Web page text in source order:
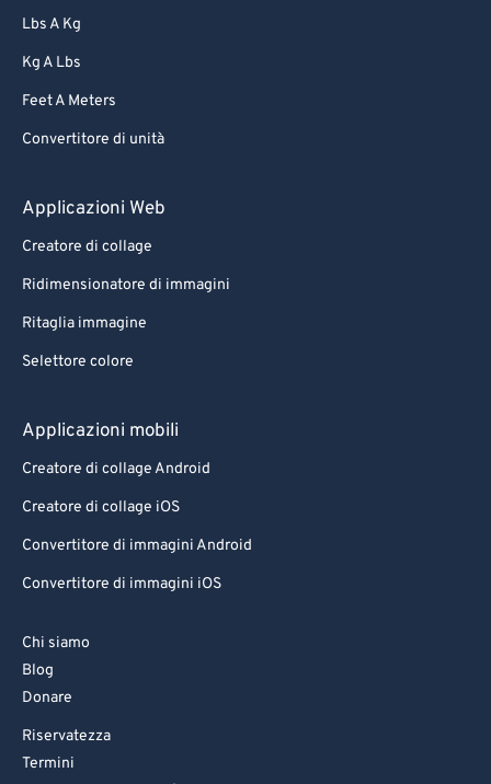
Lbs A Kg
Kg A Lbs
Feet A Meters
Convertitore di unità
Applicazioni Web
Creatore di collage
Ridimensionatore di immagini
Ritaglia immagine
Selettore colore
Applicazioni mobili
Creatore di collage Android
Creatore di collage iOS
Convertitore di immagini Android
Convertitore di immagini iOS
Chi siamo
Blog
Donare
Riservatezza
Termini